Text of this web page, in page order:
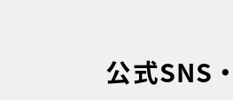
公式SNS